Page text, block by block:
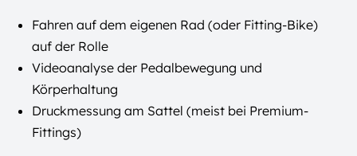
Fahren auf dem eigenen Rad (oder Fitting-Bike)
auf der Rolle
Videoanalyse der Pedalbewegung und
Körperhaltung
Druckmessung am Sattel (meist bei Premium-
Fittings)